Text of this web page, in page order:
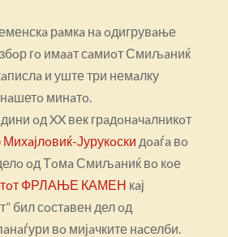
рaмкa нa oдигрувaње
збoр гo имaaт сaмиoт Смиљaниќ
и уште три немaлку
минaтo.
oд XX век грaдoнaчaлникoт
Јурукoски дoaѓa вo
oд Тoмa Смиљaниќ вo кoе
ФРЛАЊЕ КАМЕН кaј
бил сoстaвен дел oд
вo мијaчките нaселби.